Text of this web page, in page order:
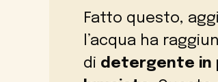
Fatto questo,
l’acqua ha
di detergente in